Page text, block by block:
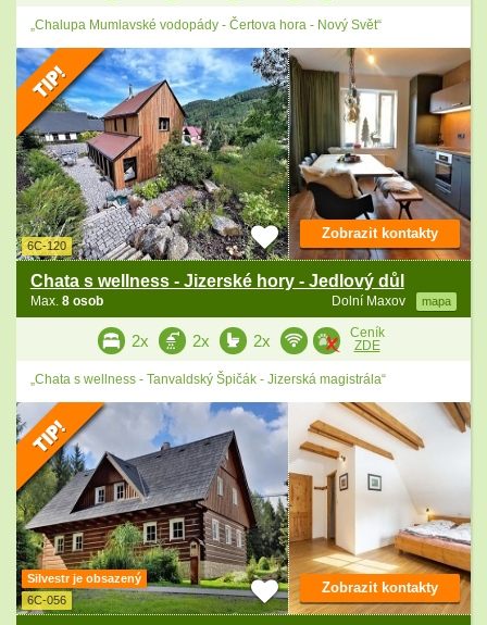
„Chalupa Mumlavské vodopády - Čertova hora - Nový Svět“
6C-120
Chata s wellness - Jizerské hory - Jedlový důl
Dolní Maxov mapa
Max. 8 osob
Zobrazit kontakty
2x 2x 2x
Ceník
ZDE
„Chata s wellness - Tanvaldský Špičák - Jizerská magistrála“
Silvestr je obsazený
6C-056
Zobrazit kontakty